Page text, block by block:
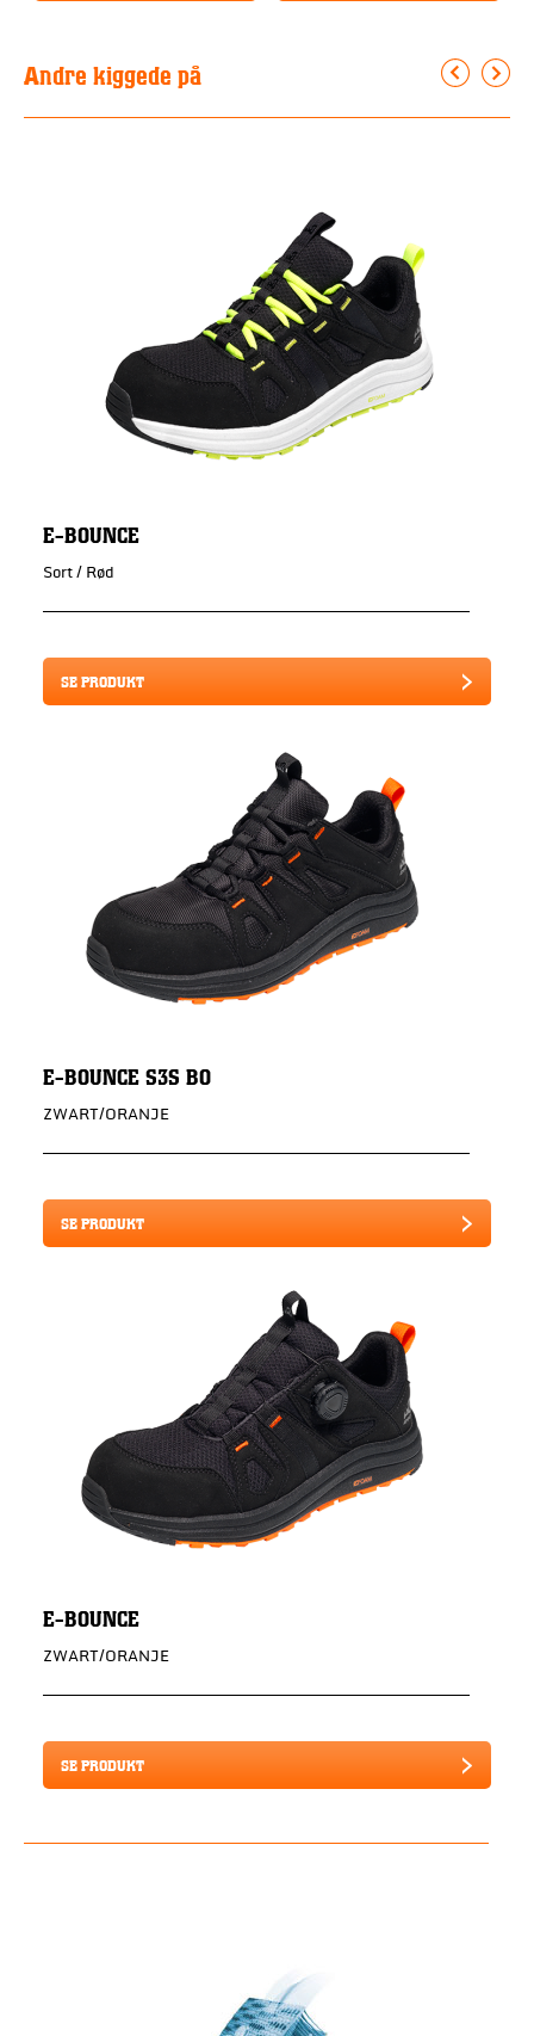
Andre kiggede på
E-BOUNCE
Sort / Rød
SE PRODUKT
E-BOUNCE S3S BO
ZWART/ORANJE
SE PRODUKT
E-BOUNCE
ZWART/ORANJE
SE PRODUKT